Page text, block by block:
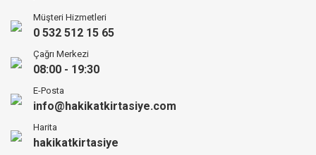
Müşteri Hizmetleri
0 532 512 15 65
Çağrı Merkezi
08:00 - 19:30
E-Posta
info@hakikatkirtasiye.com
Harita
hakikatkirtasiye